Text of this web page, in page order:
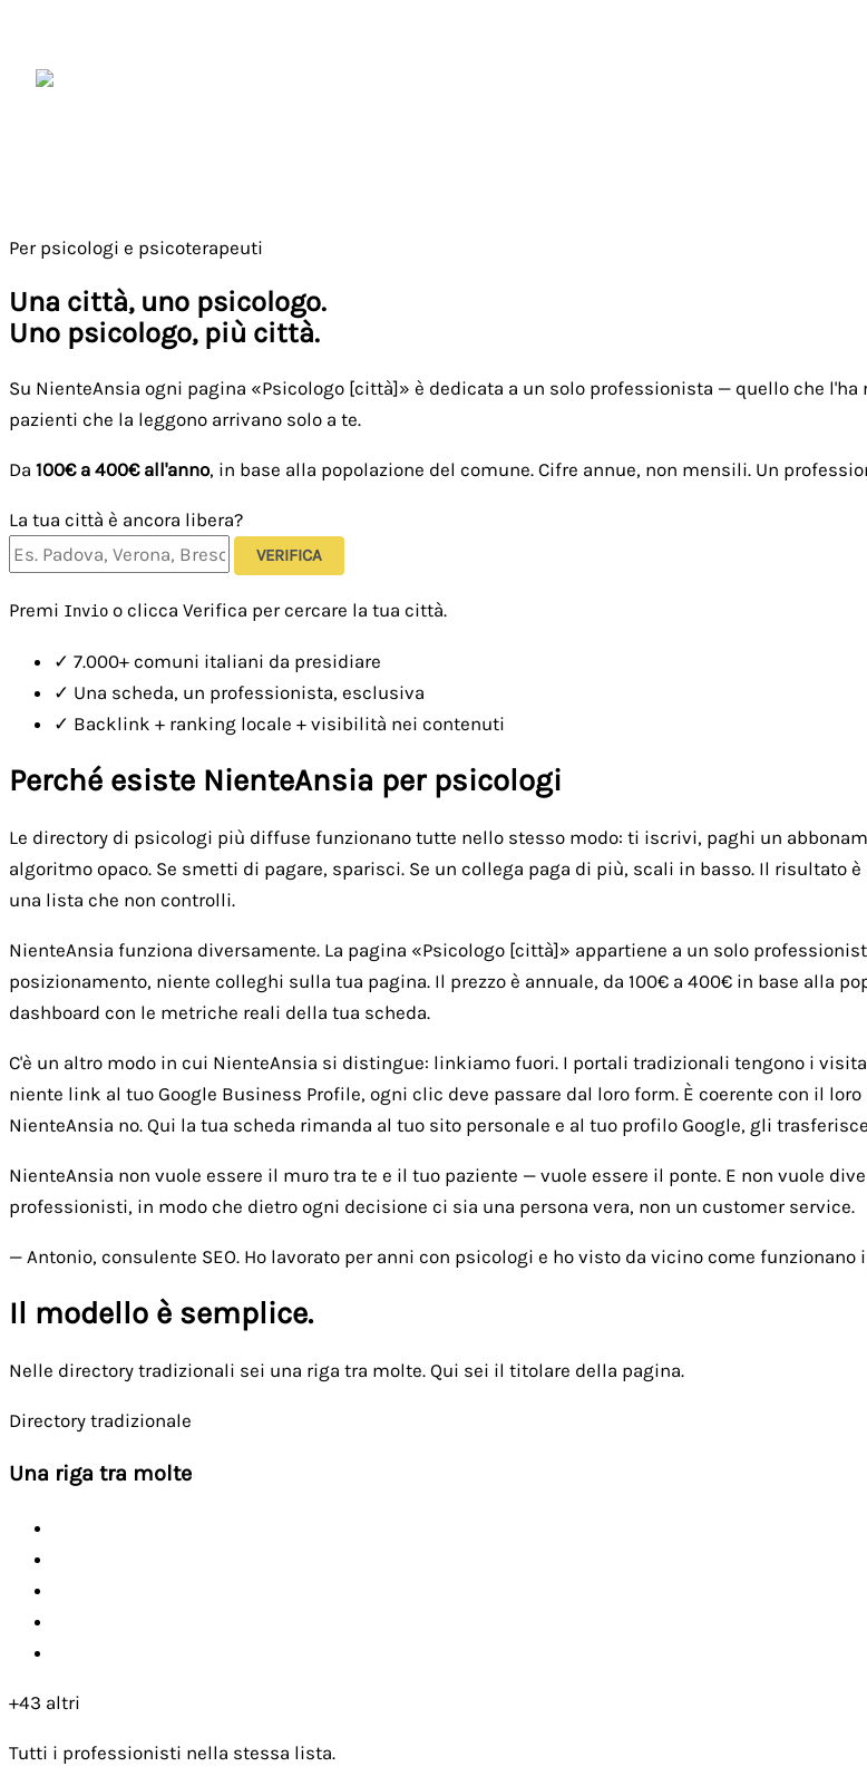
contenuto
Per psicologi e psicoterapeuti
Una città, uno psicologo.
Uno psicologo, più città.
Su NienteAnsia ogni pagina «Psicologo [città]» è dedicata a un solo professionista — quello che
pazienti che la leggono arrivano solo a te.
Da 100€ a 400€ all'anno, in base alla popolazione del comune. Cifre annue, non mensili. Un
La tua città è ancora libera?
VERIFICA
Premi Invio o clicca Verifica per cercare la tua città.
✓ 7.000+ comuni italiani da presidiare
✓ Una scheda, un professionista, esclusiva
✓ Backlink + ranking locale + visibilità nei contenuti
Perché esiste NienteAnsia per psicologi
Le directory di psicologi più diffuse funzionano tutte nello stesso modo: ti iscrivi, paghi un
algoritmo opaco. Se smetti di pagare, sparisci. Se un collega paga di più, scali in basso. Il risultato
una lista che non controlli.
NienteAnsia funziona diversamente. La pagina «Psicologo [città]» appartiene a un solo
posizionamento, niente colleghi sulla tua pagina. Il prezzo è annuale, da 100€ a 400€ in base alla
dashboard con le metriche reali della tua scheda.
C'è un altro modo in cui NienteAnsia si distingue: linkiamo fuori. I portali tradizionali tengono i
niente link al tuo Google Business Profile, ogni clic deve passare dal loro form. È coerente con il
NienteAnsia no. Qui la tua scheda rimanda al tuo sito personale e al tuo profilo Google, gli
NienteAnsia non vuole essere il muro tra te e il tuo paziente — vuole essere il ponte. E non vuole
professionisti, in modo che dietro ogni decisione ci sia una persona vera, non un customer service.
— Antonio, consulente SEO. Ho lavorato per anni con psicologi e ho visto da vicino come funzionano
Il modello è semplice.
Nelle directory tradizionali sei una riga tra molte. Qui sei il titolare della pagina.
Directory tradizionale
Una riga tra molte
+43 altri
Tutti i professionisti nella stessa lista.